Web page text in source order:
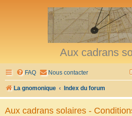
Aux cadrans
FAQ Nous contacter
La gnomonique Index du forum
Aux cadrans solaires -